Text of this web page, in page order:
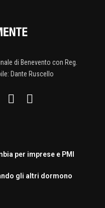
di Benevento con Reg.
Dante Ruscello
per imprese e PMI
gli altri dormono